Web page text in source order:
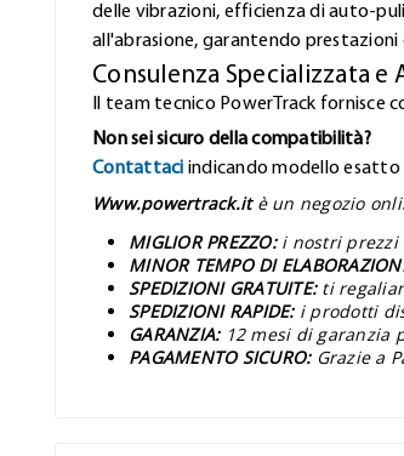
delle vibrazioni, efficienza di auto-
all'abrasione, garantendo
Consulenza Specializzata e
Il team tecnico PowerTrack
Non sei sicuro della compatibilità?
Contattaci indicando modello esatto
Www.powertrack.it è un negozio
MIGLIOR PREZZO: i nostri prezzi
MINOR TEMPO DI
SPEDIZIONI GRATUITE: ti
SPEDIZIONI RAPIDE: i prodotti
GARANZIA: 12 mesi di garanzia
PAGAMENTO SICURO: Grazie a